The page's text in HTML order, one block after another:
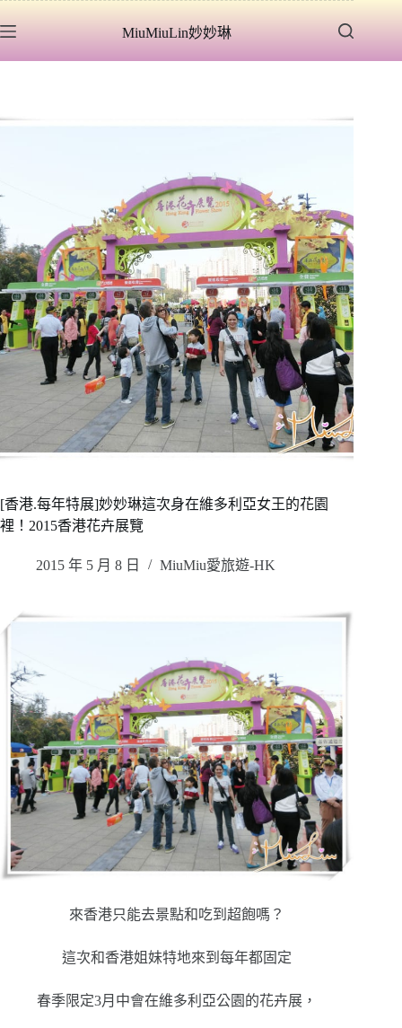
至
容
MiuMiuLin妙妙琳
[香港.每年特展]妙妙琳這次身在維多利亞女王的花園
裡！2015香港花卉展覽
2015 年 5 月 8 日 MiuMiu愛旅遊-HK
來香港只能去景點和吃到超飽嗎？
這次和香港姐妹特地來到每年都固定
春季限定3月中會在維多利亞公園的花卉展，